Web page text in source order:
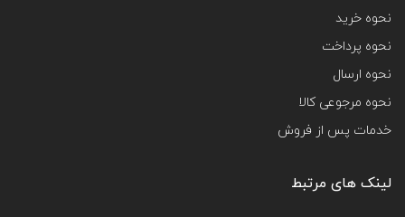
نحوه خرید
نحوه پرداخت
نحوه ارسال
نحوه مرجوعی کالا
خدمات پس از فروش
لینک های مرتبط